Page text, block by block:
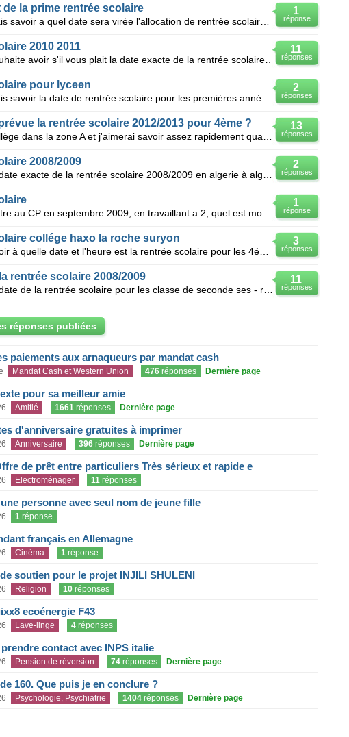
1
réponse
de la prime rentrée scolaire
Je souhaiterais savoir a quel date sera virée l'allocation de rentrée scolaire 2011 ?
11
réponses
2010 2011
Bonjour je souhaite avoir s'il vous plait la date exacte de la rentrée scolaire de septembre 2010 .m
2
réponses
pour lyceen
Je souhaiterais savoir la date de rentrée scolaire pour les premiéres années de bac pro?
13
réponses
la rentrée scolaire 2012/2013 pour 4ème ?
2
réponses
2008/2009
1
réponse
Notre fille rentre au CP en septembre 2009, en travaillant a 2, quel est montant mensuel maximum que
3
réponses
collége haxo la roche suryon
J'aimerai savoir à quelle date et l'heure est la rentrée scolaire pour les 4éme.
11
réponses
rentrée scolaire 2008/2009
Quelle est la date de la rentrée scolaire pour les classe de seconde ses - rentrée 2008/2009 ?
réponses publiées
paiements aux arnaqueurs par mandat cash
Mandat Cash et Western Union 476réponses Dernière page
pour sa meilleur amie
Amitié 1661réponses Dernière page
d'anniversaire gratuites à imprimer
Anniversaire 396réponses Dernière page
de prêt entre particuliers Très sérieux et rapide e
Electroménager 11réponses
personne avec seul nom de jeune fille
1réponse
français en Allemagne
Cinéma 1réponse
soutien pour le projet INJILI SHULENI
Religion 10réponses
ecoénergie F43
Lave-linge 4réponses
contact avec INPS italie
Pension de réversion 74réponses Dernière page
160. Que puis je en conclure ?
Psychologie, Psychiatrie 1404réponses Dernière page